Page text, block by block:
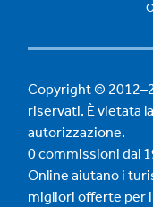
Copyright ©
riservati. È vietata
autorizzazione.
0 commissioni dal
Online aiutano i
migliori offerte per